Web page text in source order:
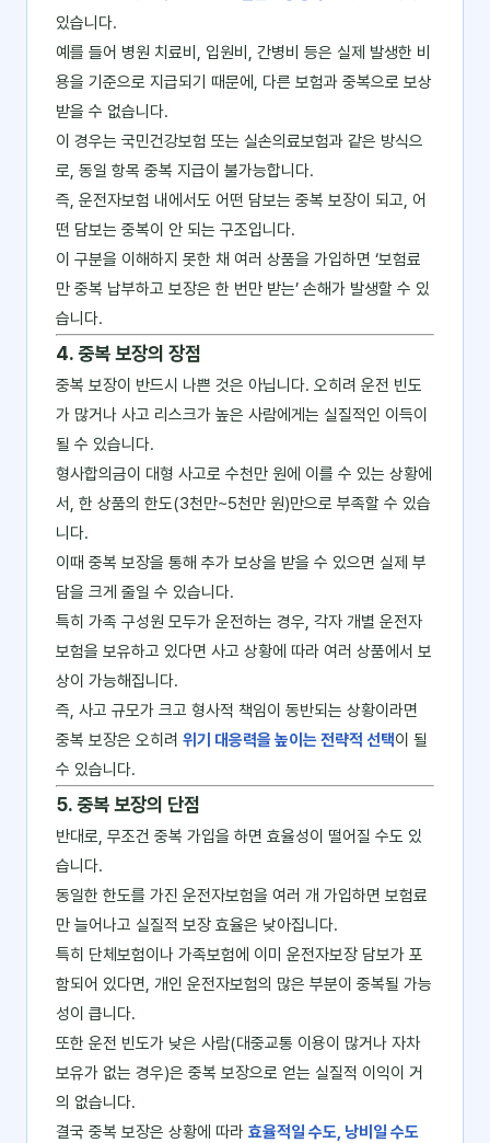
있습니다.
예를 들어 병원 치료비, 입원비, 간병비 등은 실제 발생한 비
용을 기준으로 지급되기 때문에, 다른 보험과 중복으로 보상
받을 수 없습니다.
이 경우는 국민건강보험 또는 실손의료보험과 같은 방식으
로, 동일 항목 중복 지급이 불가능합니다.
즉, 운전자보험 내에서도 어떤 담보는 중복 보장이 되고, 어
떤 담보는 중복이 안 되는 구조입니다.
이 구분을 이해하지 못한 채 여러 상품을 가입하면 ‘보험료
만 중복 납부하고 보장은 한 번만 받는’ 손해가 발생할 수 있
습니다.
4. 중복 보장의 장점
중복 보장이 반드시 나쁜 것은 아닙니다. 오히려 운전 빈도
가 많거나 사고 리스크가 높은 사람에게는 실질적인 이득이
될 수 있습니다.
형사합의금이 대형 사고로 수천만 원에 이를 수 있는 상황에
서, 한 상품의 한도(3천만~5천만 원)만으로 부족할 수 있습
니다.
이때 중복 보장을 통해 추가 보상을 받을 수 있으면 실제 부
담을 크게 줄일 수 있습니다.
특히 가족 구성원 모두가 운전하는 경우, 각자 개별 운전자
보험을 보유하고 있다면 사고 상황에 따라 여러 상품에서 보
상이 가능해집니다.
즉, 사고 규모가 크고 형사적 책임이 동반되는 상황이라면
중복 보장은 오히려 위기 대응력을 높이는 전략적 선택이 될
수 있습니다.
5. 중복 보장의 단점
반대로, 무조건 중복 가입을 하면 효율성이 떨어질 수도 있
습니다.
동일한 한도를 가진 운전자보험을 여러 개 가입하면 보험료
만 늘어나고 실질적 보장 효율은 낮아집니다.
특히 단체보험이나 가족보험에 이미 운전자보장 담보가 포
함되어 있다면, 개인 운전자보험의 많은 부분이 중복될 가능
성이 큽니다.
또한 운전 빈도가 낮은 사람(대중교통 이용이 많거나 자차
보유가 없는 경우)은 중복 보장으로 얻는 실질적 이익이 거
의 없습니다.
결국 중복 보장은 상황에 따라 효율적일 수도, 낭비일 수도